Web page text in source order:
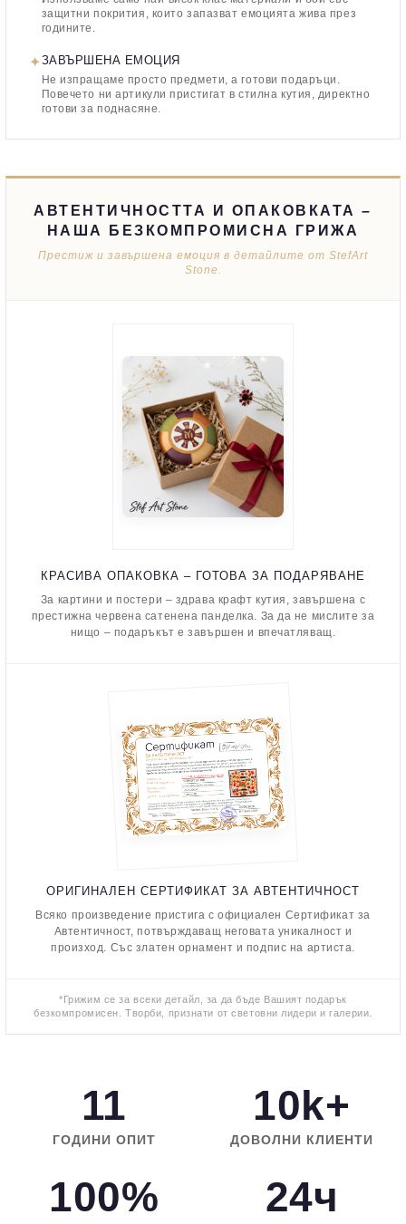
защитни покрития, които запазват емоцията жива през
годините.
✦ЗАВЪРШЕНА ЕМОЦИЯ
Не изпращаме просто предмети, а готови подаръци.
Повечето ни артикули пристигат в стилна кутия, директно
готови за поднасяне.
АВТЕНТИЧНОСТТА И ОПАКОВКАТА –
НАША БЕЗКОМПРОМИСНА ГРИЖА
Престиж и завършена емоция в детайлите от StefArt
Stone.
КРАСИВА ОПАКОВКА – ГОТОВА ЗА ПОДАРЯВАНЕ
За картини и постери – здрава крафт кутия, завършена с
престижна червена сатенена панделка. За да не мислите за
нищо – подаръкът е завършен и впечатляващ.
ОРИГИНАЛЕН СЕРТИФИКАТ ЗА АВТЕНТИЧНОСТ
Всяко произведение пристига с официален Сертификат за
Автентичност, потвърждаващ неговата уникалност и
произход. Със златен орнамент и подпис на артиста.
*Грижим се за всеки детайл, за да бъде Вашият подарък
безкомпромисен. Творби, признати от световни лидери и галерии.
11
ГОДИНИ ОПИТ
10k+
ДОВОЛНИ КЛИЕНТИ
100% 24ч